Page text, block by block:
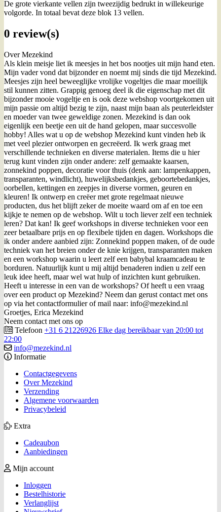
De grote vierkante vellen zijn tweezijdig bedrukt in willekeurige
volgorde. In totaal bevat deze blok 13 vellen.
0 review(s)
Over Mezekind
Als klein meisje liet ik meesjes in het bos nootjes uit mijn hand eten.
Mijn vader vond dat bijzonder en noemt mij sinds die tijd Mezekind.
Meesjes zijn heel beweeglijke vrolijke vogeltjes die maar moeilijk
stil kunnen zitten. Grappig genoeg deel ik die eigenschap met dit
bijzonder mooie vogeltje en is ook deze webshop voortgekomen uit
mijn passie om altijd bezig te zijn, naast mijn baan als peuterleidster
en moeder van twee geweldige zonen. Mezekind is dan ook
eigenlijk een beetje een uit de hand gelopen, maar succesvolle
hobby! Alles wat u op de webshop Mezekind kunt vinden heb ik
met veel plezier ontworpen en gecreëerd. Ik werk graag met
verschillende technieken en diverse materialen. Items die u hier
terug kunt vinden zijn onder andere: zelf gemaakte kaarsen,
zonnekind poppen, decoratie voor thuis (denk aan: lampenkappen,
transparanten, windlicht), huwelijksbedankjes, geboortebedankjes,
oorbellen, kettingen en zeepjes in diverse vormen, geuren en
kleuren! Ik ontwerp en creëer met grote regelmaat nieuwe
producten, dus het blijft zeker de moeite waard om af en toe een
kijkje te nemen op de webshop. Wilt u toch liever zelf een techniek
leren? Dat kan! Ik geef workshops in diverse technieken voor een
zeer betaalbare prijs en op flexibele tijden en dagen. Workshops die
ik onder andere aanbied zijn: Zonnekind poppen maken, of de oude
techniek van het breien onder de knie krijgen, transparanten maken
en een workshop waarin u leert zelf een babybal kraamcadeau te
borduren. Natuurlijk kunt u mij altijd benaderen indien u zelf een
leuk idee heeft, maar wel wat hulp of inzichten kunt gebruiken.
Heeft u interesse in een van de workshops? Of heeft u een vraag
over een product op Mezekind? Neem dan gerust contact met ons
op via het contactformulier of mail naar: info@mezekind.nl
Groetjes, Erica Mezekind
Neem contact met ons op
Telefoon +31 6 21226926 Elke dag bereikbaar van 20:00 tot
22:00
info@mezekind.nl
Informatie
Contactgegevens
Over Mezekind
Verzending
Algemene voorwaarden
Privacybeleid
Extra
Cadeaubon
Aanbiedingen
Mijn account
Inloggen
Bestelhistorie
Verlanglijst